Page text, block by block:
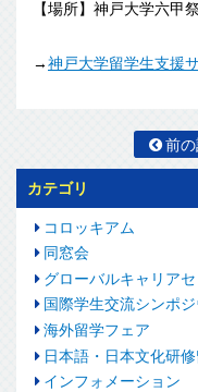
【場所】神戸大学六甲
→神戸大学留学生支援
前
カテゴリ
コロッキアム
同窓会
グローバルキャリア
国際学生交流シンポ
海外留学フェア
日本語・日本文化研
インフォメーション